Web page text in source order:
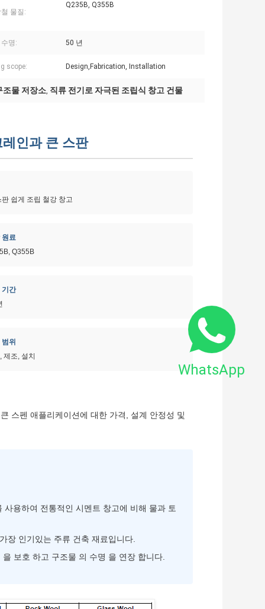
물질:
Q235B, Q355B
명: 50 년
scope: Design,Fabrication, Installation
조물 저장소, 직류 전기로 자극된 조립식 창고 건물
인과 큰 스판
판 쉽게 조립 철강 창고
원료
Q355B
기간
위
제조, 설치
스펜 애플리케이션에 대한 가격, 설계 안정성 및
용하여 전통적인 시멘트 창고에 비해 물과 토
장 인기있는 주류 건축 재료입니다.
보호 하고 구조물 의 수명 을 연장 합니다.
WhatsApp